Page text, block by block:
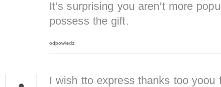
It’s surprising you aren’t more
possess the gift.
odpowiedz
I wish tto express thanks too yoou